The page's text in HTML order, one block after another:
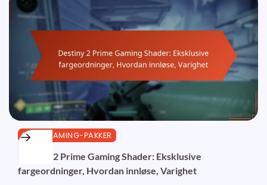
PRIME GAMING-PAKKER
Destiny 2 Prime Gaming Shader: Eksklusive
fargeordninger, Hvordan innløse, Varighet